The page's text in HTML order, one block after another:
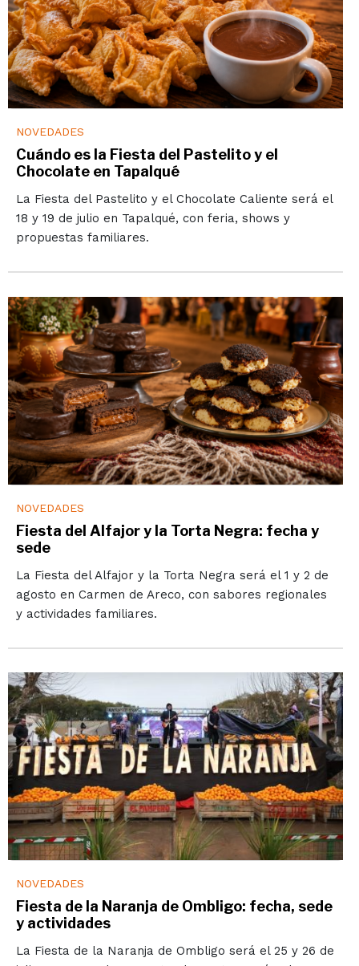
NOVEDADES
Cuándo es la Fiesta del Pastelito y el
Chocolate en Tapalqué
La Fiesta del Pastelito y el Chocolate Caliente será el
18 y 19 de julio en Tapalqué, con feria, shows y
propuestas familiares.
NOVEDADES
Fiesta del Alfajor y la Torta Negra: fecha y
sede
La Fiesta del Alfajor y la Torta Negra será el 1 y 2 de
agosto en Carmen de Areco, con sabores regionales
y actividades familiares.
NOVEDADES
Fiesta de la Naranja de Ombligo: fecha, sede
y actividades
La Fiesta de la Naranja de Ombligo será el 25 y 26 de